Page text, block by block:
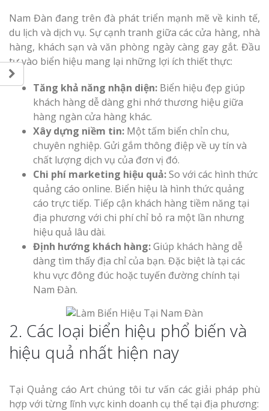
Nam Đàn đang trên đà phát triển mạnh mẽ về kinh tế,
du lịch và dịch vụ. Sự cạnh tranh giữa các cửa hàng, nhà
hàng, khách sạn và văn phòng ngày càng gay gắt. Đầu
tư vào biển hiệu mang lại những lợi ích thiết thực:
Tăng khả năng nhận diện: Biển hiệu đẹp giúp
khách hàng dễ dàng ghi nhớ thương hiệu giữa
hàng ngàn cửa hàng khác.
Xây dựng niềm tin: Một tấm biển chỉn chu,
chuyên nghiệp. Gửi gắm thông điệp về uy tín và
chất lượng dịch vụ của đơn vị đó.
Chi phí marketing hiệu quả:So với các hình thức
quảng cáo online. Biển hiệu là hình thức quảng
cáo trực tiếp. Tiếp cận khách hàng tiềm năng tại
địa phương với chi phí chỉ bỏ ra một lần nhưng
hiệu quả lâu dài.
Định hướng khách hàng:Giúp khách hàng dễ
dàng tìm thấy địa chỉ của bạn. Đặc biệt là tại các
khu vực đông đúc hoặc tuyến đường chính tại
Nam Đàn.
2. Các loại biển hiệu phổ biến và
hiệu quả nhất hiện nay
Tại Quảng cáo Art chúng tôi tư vấn các giải pháp phù
hợp với từng lĩnh vực kinh doanh cụ thể tại địa phương: